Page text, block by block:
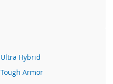
Ultra Hybrid
Tough Armor